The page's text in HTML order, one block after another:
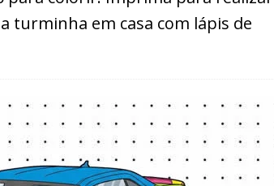
turminha em casa com lápis de